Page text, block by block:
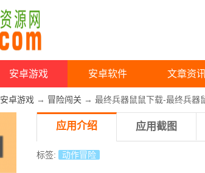
安卓游戏 安卓软件 文章资
安卓游戏 → 冒险闯关 → 最终兵器鼠鼠下载-最终兵器
应用介绍 应用截图
标签: 动作冒险